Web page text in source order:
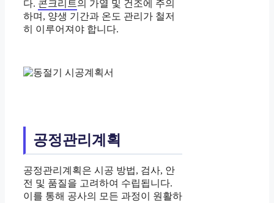
다. 콘크리트의 가열 및 건조에 주의
하며, 양생 기간과 온도 관리가 철저
히 이루어져야 합니다.
공정관리계획
공정관리계획은 시공 방법, 검사, 안
전 및 품질을 고려하여 수립됩니다.
이를 통해 공사의 모든 과정이 원활하